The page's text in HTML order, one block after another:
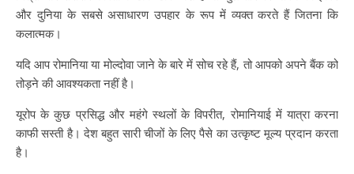
और दुनिया के सबसे असाधारण उपहार के रूप में व्यक्त करते हैं जितना कि
कलात्मक।
यदि आप रोमानिया या मोल्दोवा जाने के बारे में सोच रहे हैं, तो आपको अपने बैंक को
तोड़ने की आवश्यकता नहीं है।
यूरोप के कुछ प्रसिद्ध और महंगे स्थलों के विपरीत, रोमानियाई में यात्रा करना
काफी सस्ती है। देश बहुत सारी चीजों के लिए पैसे का उत्कृष्ट मूल्य प्रदान करता
है।